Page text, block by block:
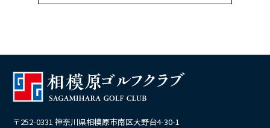
〒252-0331 神奈川県相模原市南区大野台4-30-1